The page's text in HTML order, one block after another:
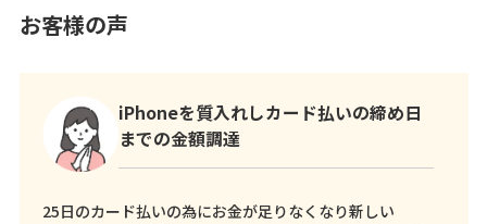
お客様の声
iPhoneを質入れしカード払いの締め日
までの金額調達
25日のカード払いの為にお金が足りなくなり新しい